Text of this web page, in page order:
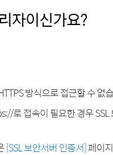
자이신가요?
방식으로 접근할 수 없
로 접속이 필요한 경우
[SSL 보안서버 인증서]페이